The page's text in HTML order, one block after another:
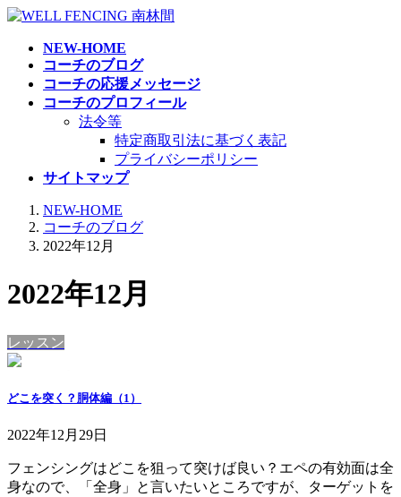
コ
ナ
NEW-HOME
コーチのブログ
コーチの応援メッセージ
コーチのプロフィール
法令等
特定商取引法に基づく表記
プライバシーポリシー
サイトマップ
NEW-HOME
コーチのブログ
2022年12月
2022年12月
レッスン
どこを突く？胴体編（1）
2022年12月29日
フェンシングはどこを狙って突けば良い？エペの有効面は全
身なので、「全身」と言いたいところですが、ターゲットを